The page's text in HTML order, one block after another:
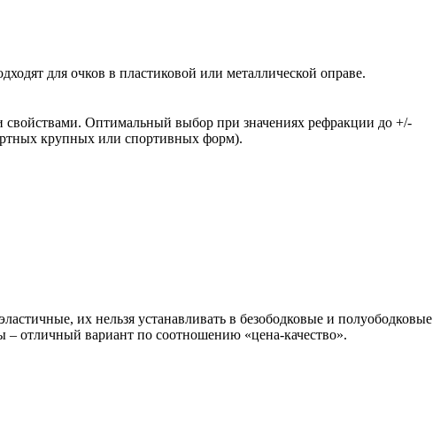
для очков в пластиковой или металлической оправе.
свойствами. Оптимальный выбор при значениях рефракции до +/-
крупных или спортивных форм).
их нельзя устанавливать в безободковые и полуободковые
– отличный вариант по соотношению «цена-качество».